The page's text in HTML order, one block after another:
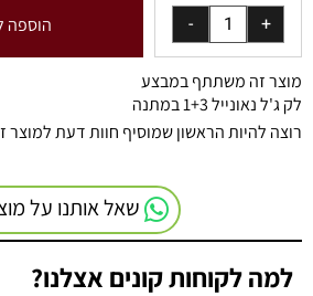
הוספה
מוצר זה משתתף במבצע
לק ג'ל נאונייל 1+3 במתנה
רוצה להיות הראשון שמוסיף חוות דעת למוצר
שאל אותנו על
למה לקוחות קונים אצלנו?